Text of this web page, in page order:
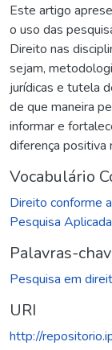
Este artigo
o uso das
Direito nas
sejam,
jurídicas e tutela
de que maneira
informar e
diferença positiva
Vocabulário
Direito conforme
Pesquisa Aplicada
Palavras-
Pesquisa em
URI
http://